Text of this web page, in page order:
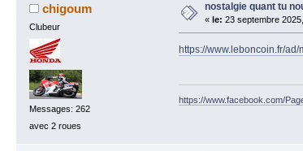
chigoum
Clubeur
Messages: 262
avec 2 roues
nostalgie quant tu
« le: 23 septembre
https://www.leboncoin.fr/
https://www.facebook.com/